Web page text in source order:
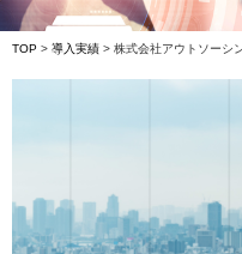
TOP > 導入実績 > 株式会社アウトソーシ